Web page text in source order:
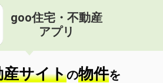
goo住宅・不動産
アプリ
サイトの物件を